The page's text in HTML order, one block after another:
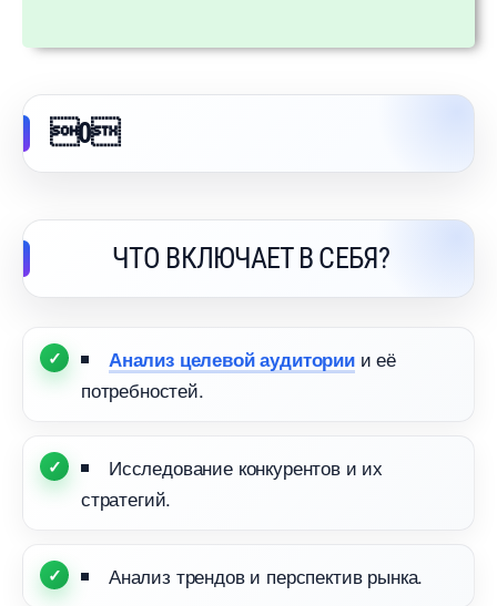
0
ЧТО ВКЛЮЧАЕТ В СЕБЯ?
Анализ целевой аудиториии её
потребностей.
Исследование конкурентов и их
стратегий.
Анализ трендов и перспектив рынка.